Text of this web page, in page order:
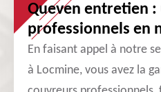
Queven entretien :
professionnels en
En faisant appel à notre
à Locmine, vous avez la